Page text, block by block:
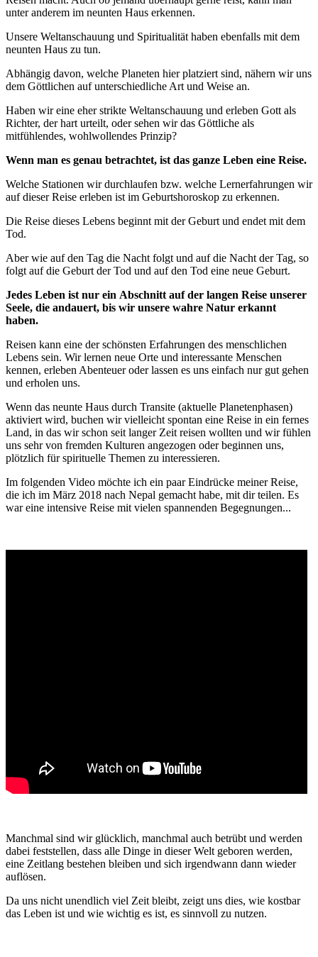
unter anderem im neunten Haus erkennen.
Unsere Weltanschauung und Spiritualität haben ebenfalls mit dem
neunten Haus zu tun.
Abhängig davon, welche Planeten hier platziert sind, nähern wir uns
dem Göttlichen auf unterschiedliche Art und Weise an.
Haben wir eine eher strikte Weltanschauung und erleben Gott als
Richter, der hart urteilt, oder sehen wir das Göttliche als
mitfühlendes, wohlwollendes Prinzip?
Wenn man es genau betrachtet, ist das ganze Leben eine Reise.
Welche Stationen wir durchlaufen bzw. welche Lernerfahrungen wir
auf dieser Reise erleben ist im Geburtshoroskop zu erkennen.
Die Reise dieses Lebens beginnt mit der Geburt und endet mit dem
Tod.
Aber wie auf den Tag die Nacht folgt und auf die Nacht der Tag, so
folgt auf die Geburt der Tod und auf den Tod eine neue Geburt.
Jedes Leben ist nur ein Abschnitt auf der langen Reise unserer
Seele, die andauert, bis wir unsere wahre Natur erkannt
haben.
Reisen kann eine der schönsten Erfahrungen des menschlichen
Lebens sein. Wir lernen neue Orte und interessante Menschen
kennen, erleben Abenteuer oder lassen es uns einfach nur gut gehen
und erholen uns.
Wenn das neunte Haus durch Transite (aktuelle Planetenphasen)
aktiviert wird, buchen wir vielleicht spontan eine Reise in ein fernes
Land, in das wir schon seit langer Zeit reisen wollten und wir fühlen
uns sehr von fremden Kulturen angezogen oder beginnen uns,
plötzlich für spirituelle Themen zu interessieren.
Im folgenden Video möchte ich ein paar Eindrücke meiner Reise,
die ich im März 2018 nach Nepal gemacht habe, mit dir teilen. Es
war eine intensive Reise mit vielen spannenden Begegnungen...
Manchmal sind wir glücklich, manchmal auch betrübt und werden
dabei feststellen, dass alle Dinge in dieser Welt geboren werden,
eine Zeitlang bestehen bleiben und sich irgendwann dann wieder
auflösen.
Da uns nicht unendlich viel Zeit bleibt, zeigt uns dies, wie kostbar
das Leben ist und wie wichtig es ist, es sinnvoll zu nutzen.